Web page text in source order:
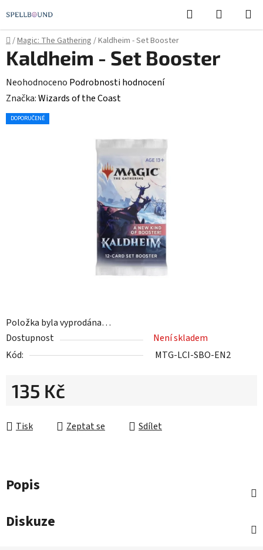
na
obsah
Hledat
KOŠÍK
Domů
/Magic: The Gathering /Kaldheim - Set Booster
Položka byla vyprodána…
Dostupnost
Není skladem
Kód:
MTG-LCI-SBO-EN2
135 Kč
Tisk
Zeptat se Sdílet
Kaldheim - Set Booster
Průměrné
hodnocení
produktu
Neohodnoceno Podrobnosti hodnocení
Značka:Wizards of the Coast
DOPORUČENÉ
Popis
Diskuze